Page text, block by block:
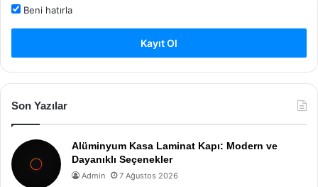
Beni hatırla
Kayıt Ol
Son Yazılar
Alüminyum Kasa Laminat Kapı: Modern ve
Dayanıklı Seçenekler
Admin 7 Ağustos 2026